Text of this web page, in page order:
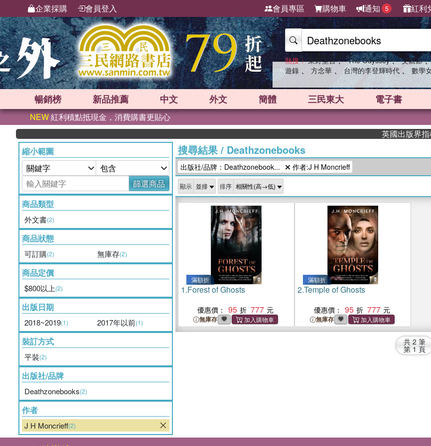
企業採購 會員登入 會員專區 購物車 通知 5 紅利
熱搜： 東野圭吾 、 The Odyssey 、 父親節
遊錄 、 方念華 、 台灣的李登輝時代 、 數學
暢銷榜 新品推薦 中文 外文 簡體 三民東大 電子書
NEW紅利積點抵現金，消費購書更貼心
英國出版界指
縮小範圍
篩選商品
商品類型
外文書(2)
商品狀態
可訂購(2) 無庫存(2)
商品定價
$800以上(2)
出版日期
2018~2019(1) 2017年以前(1)
裝訂方式
平裝(2)
出版社/品牌
Deathzonebooks(2)
作者
J H Moncrieff(2)
搜尋結果/ Deathzonebooks
出版社/品牌：Deathzonebook... 作者:J H Moncrieff
顯示 排序
滿額折
1.Forest of Ghosts
優惠價： 95 777
無庫存
滿額折
2.Temple of Ghosts
優惠價： 95 777
無庫存
共 2 筆
第 1 頁